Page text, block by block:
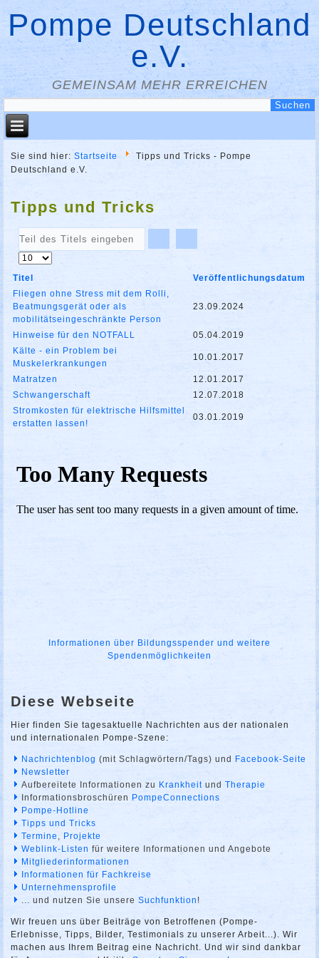
Pompe Deutschland
e.V.
GEMEINSAM MEHR ERREICHEN
Sie sind hier:Startseite
Tipps und Tricks - Pompe
Deutschland e.V.
Tipps und Tricks
Teil
Titels
eingeben
Anzeige
Titel
Veröffentlichungsdatum
Fliegen ohne Stress mit dem Rolli,
Beatmungsgerät oder als
mobilitätseingeschränkte Person
23.09.2024
Hinweise für den NOTFALL
05.04.2019
Kälte - ein Problem bei
Muskelerkrankungen
10.01.2017
Matratzen
12.01.2017
Schwangerschaft
12.07.2018
Stromkosten für elektrische Hilfsmittel
erstatten lassen!
03.01.2019
Informationen über Bildungsspender und weitere
Spendenmöglichkeiten
Diese Webseite
Hier finden Sie tagesaktuelle Nachrichten aus der nationalen
und internationalen Pompe-Szene:
Nachrichtenblog (mit Schlagwörtern/Tags) und Facebook-Seite
Newsletter
Aufbereitete Informationen zu Krankheit undTherapie
Informationsbroschüren PompeConnections
Pompe-Hotline
Tipps und Tricks
Termine
Projekte
Weblink-Listen für weitere Informationen und Angebote
Mitgliederinformationen
Informationen für Fachkreise
Unternehmensprofile
... und nutzen Sie unsereSuchfunktion !
Wir freuen uns über Beiträge von Betroffenen (Pompe-
Erlebnisse, Tipps, Bilder, Testimonials zu unserer Arbeit...). Wir
machen aus Ihrem Beitrag eine Nachricht. Und wir sind dankbar